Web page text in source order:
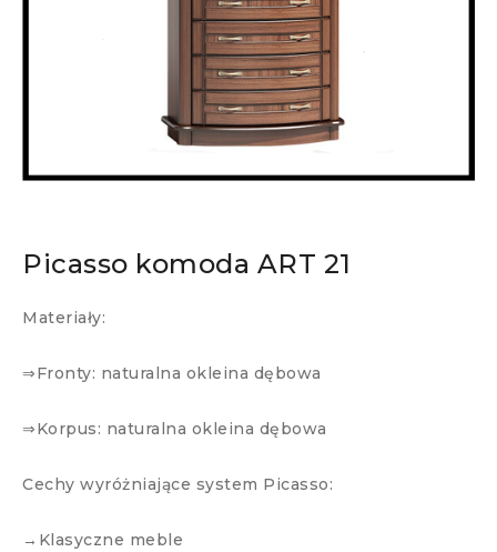
Picasso komoda ART 21
Materiały:
⇒Fronty: naturalna okleina dębowa
⇒Korpus: naturalna okleina dębowa
Cechy wyróżniające system Picasso:
→Klasyczne meble